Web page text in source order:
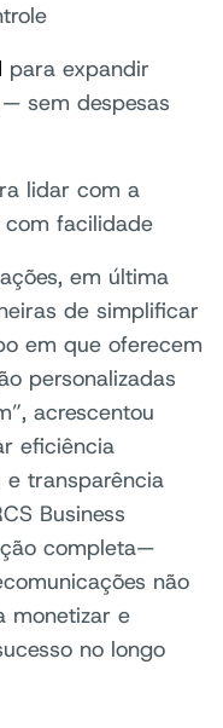
para expandir
sem despesas
lidar com a
facilidade
em última
de simplificar
em que oferecem
personalizadas
acrescentou
eficiência
e transparência
Business
completa—
não
monetizar e
no longo